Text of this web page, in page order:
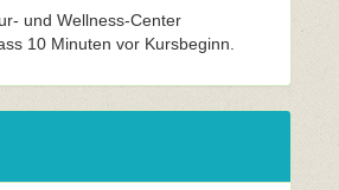
und Wellness-Center
10 Minuten vor Kursbeginn.